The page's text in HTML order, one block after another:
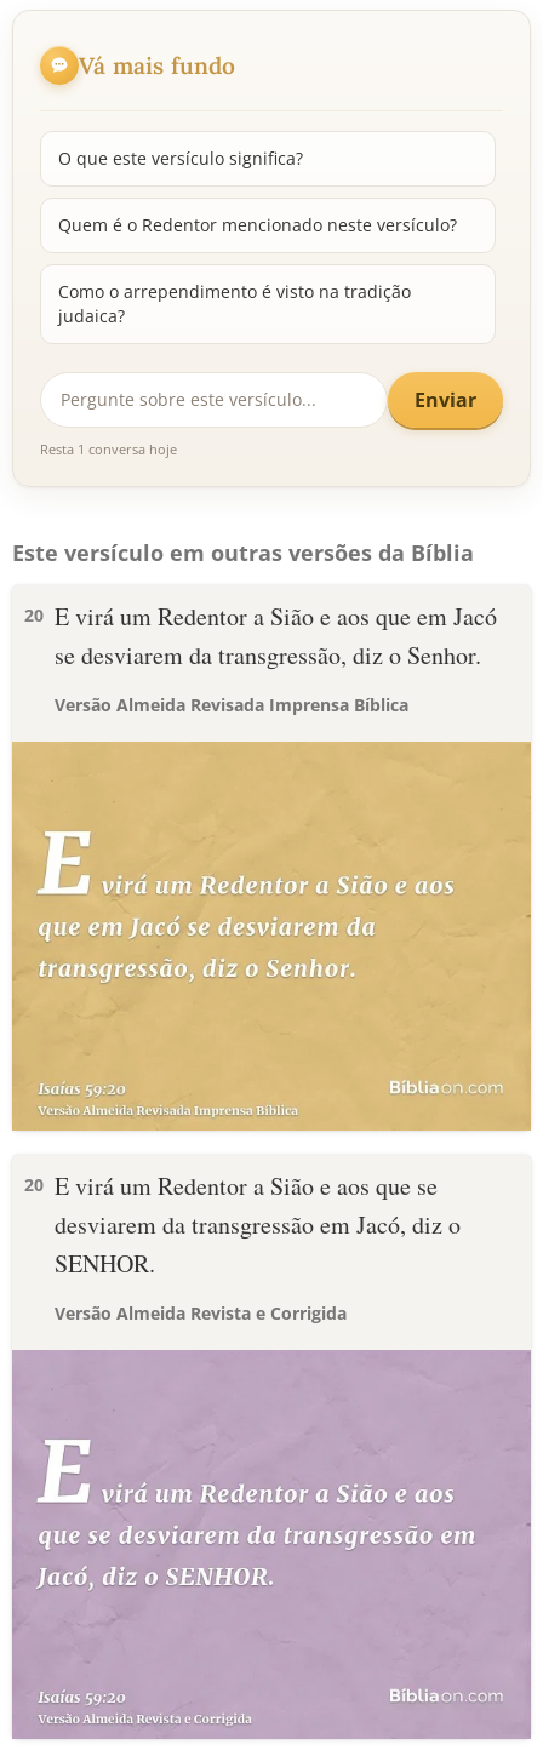
Vá mais fundo
O que este versículo significa?
Quem é o Redentor mencionado neste versículo?
Como o arrependimento é visto na tradição
judaica?
Enviar
Resta 1 conversa hoje
Este versículo em outras versões da Bíblia
20 E virá um Redentor a Sião e aos que em Jacó
se desviarem da transgressão, diz o Senhor.
Versão Almeida Revisada Imprensa Bíblica
20 E virá um Redentor a Sião e aos que se
desviarem da transgressão em Jacó, diz o
SENHOR.
Versão Almeida Revista e Corrigida